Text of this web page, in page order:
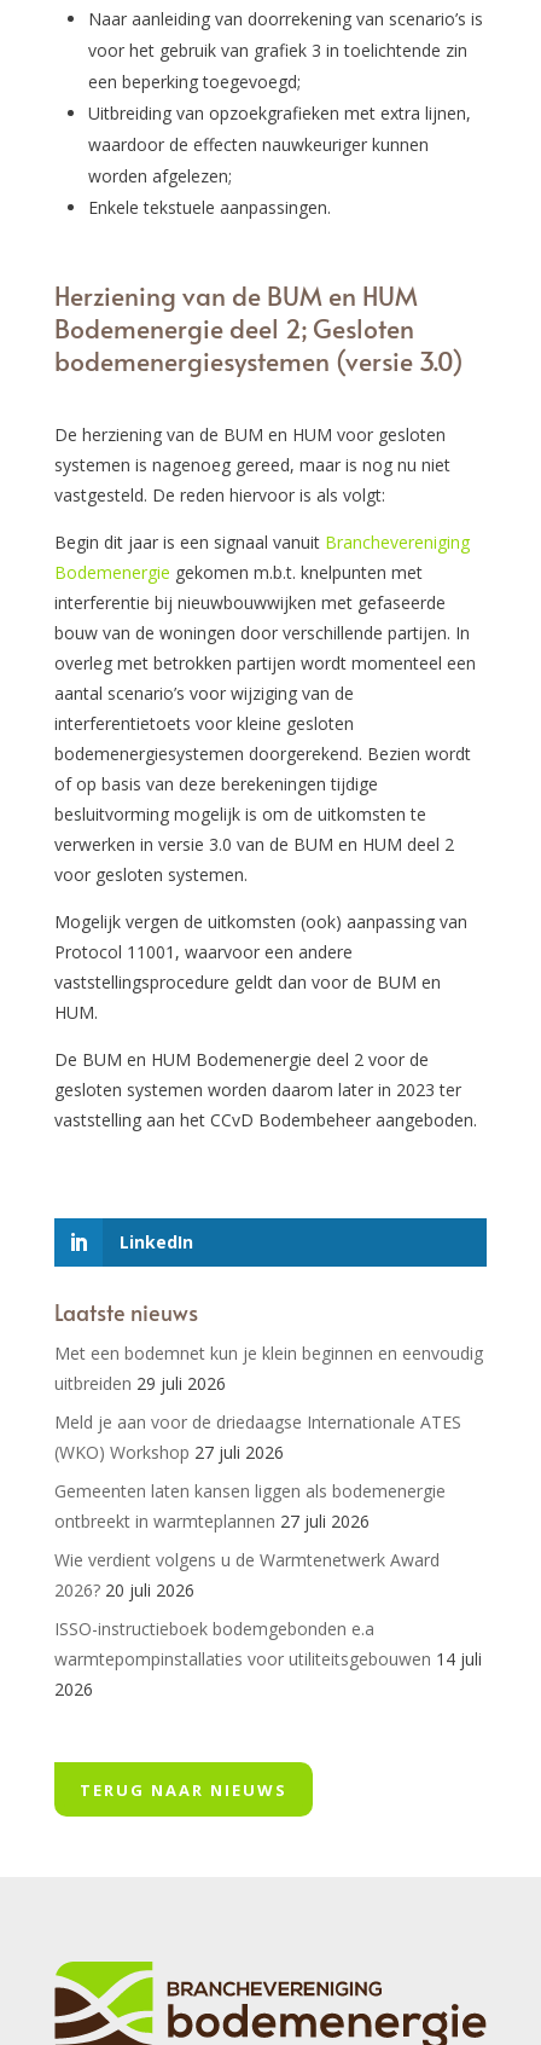
Naar aanleiding van doorrekening van scenario’s is
voor het gebruik van grafiek 3 in toelichtende zin
een beperking toegevoegd;
Uitbreiding van opzoekgrafieken met extra lijnen,
waardoor de effecten nauwkeuriger kunnen
worden afgelezen;
Enkele tekstuele aanpassingen.
Herziening van de BUM en HUM
Bodemenergie deel 2; Gesloten
bodemenergiesystemen (versie 3.0)
De herziening van de BUM en HUM voor gesloten
systemen is nagenoeg gereed, maar is nog nu niet
vastgesteld. De reden hiervoor is als volgt:
Begin dit jaar is een signaal vanuit Branchevereniging
Bodemenergie gekomen m.b.t. knelpunten met
interferentie bij nieuwbouwwijken met gefaseerde
bouw van de woningen door verschillende partijen. In
overleg met betrokken partijen wordt momenteel een
aantal scenario’s voor wijziging van de
interferentietoets voor kleine gesloten
bodemenergiesystemen doorgerekend. Bezien wordt
of op basis van deze berekeningen tijdige
besluitvorming mogelijk is om de uitkomsten te
verwerken in versie 3.0 van de BUM en HUM deel 2
voor gesloten systemen.
Mogelijk vergen de uitkomsten (ook) aanpassing van
Protocol 11001, waarvoor een andere
vaststellingsprocedure geldt dan voor de BUM en
HUM.
De BUM en HUM Bodemenergie deel 2 voor de
gesloten systemen worden daarom later in 2023 ter
vaststelling aan het CCvD Bodembeheer aangeboden.
LinkedIn
Laatste nieuws
Met een bodemnet kun je klein beginnen en eenvoudig
uitbreiden 29 juli 2026
Meld je aan voor de driedaagse Internationale ATES
(WKO) Workshop 27 juli 2026
Gemeenten laten kansen liggen als bodemenergie
ontbreekt in warmteplannen 27 juli 2026
Wie verdient volgens u de Warmtenetwerk Award
2026? 20 juli 2026
ISSO-instructieboek bodemgebonden e.a
warmtepompinstallaties voor utiliteitsgebouwen 14 juli
2026
TERUG NAAR NIEUWS